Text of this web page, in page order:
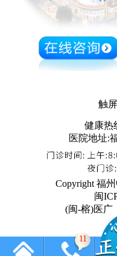
触
健康热
医院地址:
Copyright 福
闽
(闽-榕)医广
11